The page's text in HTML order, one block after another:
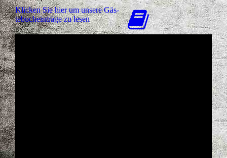
Klicken Sie hier um unsere Gäs­
te­buch­ein­trä­ge zu lesen